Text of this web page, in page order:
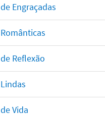
Engraçadas
Reflexão
Vida